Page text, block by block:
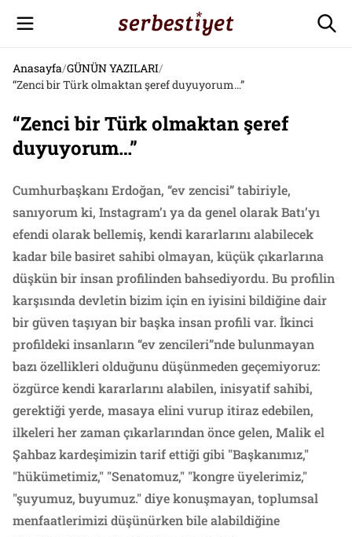
Anasayfa/GÜNÜN YAZILARI/
“Zenci bir Türk olmaktan şeref duyuyorum…”
“Zenci bir Türk olmaktan şeref
duyuyorum…”
Cumhurbaşkanı Erdoğan, “ev zencisi” tabiriyle,
sanıyorum ki, Instagram’ı ya da genel olarak Batı’yı
efendi olarak bellemiş, kendi kararlarını alabilecek
kadar bile basiret sahibi olmayan, küçük çıkarlarına
düşkün bir insan profilinden bahsediyordu. Bu profilin
karşısında devletin bizim için en iyisini bildiğine dair
bir güven taşıyan bir başka insan profili var. İkinci
profildeki insanların “ev zencileri”nde bulunmayan
bazı özellikleri olduğunu düşünmeden geçemiyoruz:
özgürce kendi kararlarını alabilen, inisyatif sahibi,
gerektiği yerde, masaya elini vurup itiraz edebilen,
ilkeleri her zaman çıkarlarından önce gelen, Malik el
Şahbaz kardeşimizin tarif ettiği gibi "Başkanımız,"
"hükümetimiz," "Senatomuz," "kongre üyelerimiz,"
"şuyumuz, buyumuz." diye konuşmayan, toplumsal
menfaatlerimizi düşünürken bile alabildiğine